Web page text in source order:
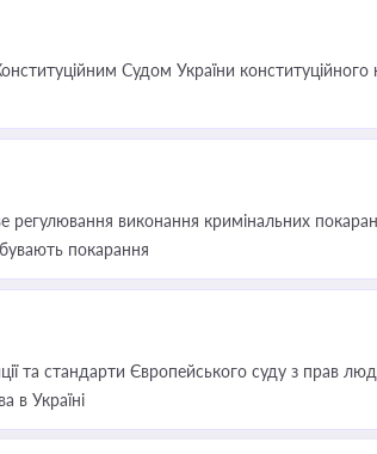
Судом України
виконання кримінальних
покарання
та стандарти Європейського суду з прав
в Україні